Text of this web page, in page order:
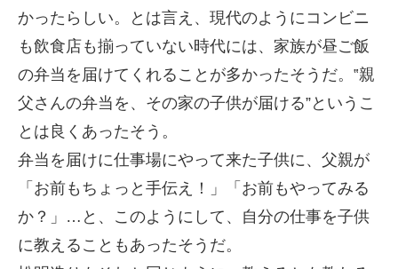
かったらしい。とは言え、現代のようにコンビニ
も飲食店も揃っていない時代には、家族が昼ご飯
の弁当を届けてくれることが多かったそうだ。‟親
父さんの弁当を、その家の子供が届ける”というこ
とは良くあったそう。
弁当を届けに仕事場にやって来た子供に、父親が
「お前もちょっと手伝え！」「お前もやってみる
か？」…と、このようにして、自分の仕事を子供
に教えることもあったそうだ。